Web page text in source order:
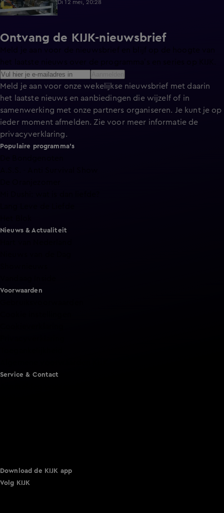
Di 12 mei, 20:28
Ontvang de KIJK-nieuwsbrief
Meld je aan voor onze wekelijkse nieuwsbrief met daarin
het laatste nieuws en aanbiedingen die wijzelf of in
samenwerking met onze partners organiseren. Je kunt je op
ieder moment afmelden. Zie voor meer informatie de
privacyverklaring.
Populaire programma's
Nieuws & Actualiteit
Voorwaarden
Service & Contact
Download de KIJK app
Volg KIJK